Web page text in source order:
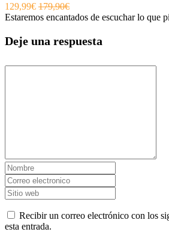
129,99€ 179,90€
Estaremos encantados de escuchar lo que
Deje una respuesta
Recibir un correo electrónico con los
esta entrada.